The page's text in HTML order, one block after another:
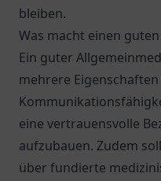
bleiben.
Was macht einen
Ein guter
mehrere
eine vertrauensvolle
aufzubauen. Zudem
über fundierte